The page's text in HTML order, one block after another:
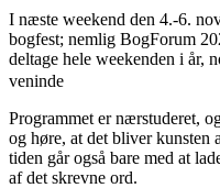
I næste weekend den 4.-6.
bogfest; nemlig BogForum
deltage hele weekenden i år,
veninde
Programmet er nærstuderet,
og høre, at det bliver kunsten
tiden går også bare med at
af det skrevne ord.